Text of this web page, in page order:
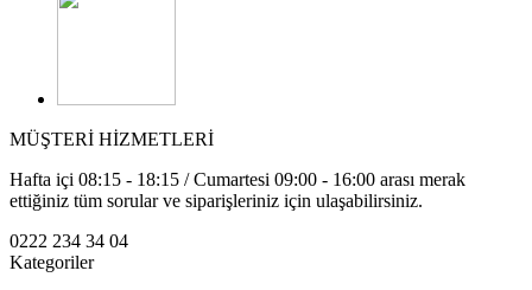
MÜŞTERİ HİZMETLERİ
Hafta içi 08:15 - 18:15 / Cumartesi 09:00 - 16:00 arası merak
ettiğiniz tüm sorular ve siparişleriniz için ulaşabilirsiniz.
0222 234 34 04
Kategoriler